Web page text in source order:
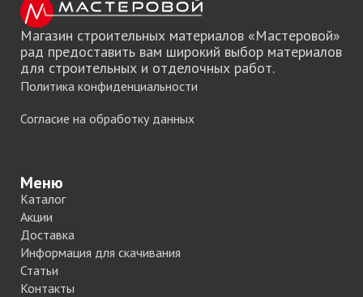
Магазин строительных материалов «Мастеровой»
рад предоставить вам широкий выбор материалов
для строительных и отделочных работ.
Политика конфиденциальности
Согласие на обработку данных
Меню
Каталог
Акции
Доставка
Информация для скачивания
Статьи
Контакты